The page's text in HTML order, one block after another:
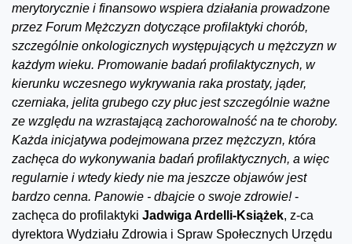
merytorycznie i finansowo wspiera działania prowadzone
przez Forum Mężczyzn dotyczące profilaktyki chorób,
szczególnie onkologicznych występujących u mężczyzn w
każdym wieku. Promowanie badań profilaktycznych, w
kierunku wczesnego wykrywania raka prostaty, jąder,
czerniaka, jelita grubego czy płuc jest szczególnie ważne
ze względu na wzrastającą zachorowalność na te choroby.
Każda inicjatywa podejmowana przez mężczyzn, która
zachęca do wykonywania badań profilaktycznych, a więc
regularnie i wtedy kiedy nie ma jeszcze objawów jest
bardzo cenna. Panowie - dbajcie o swoje zdrowie!-
zachęca do profilaktyki Jadwiga Ardelli-Książek, z-ca
dyrektora Wydziału Zdrowia i Spraw Społecznych Urzędu